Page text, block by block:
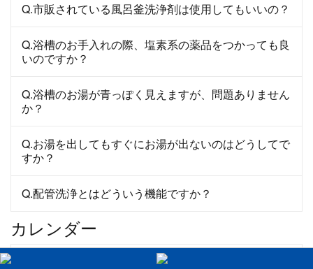
Q.市販されている風呂釜洗浄剤は使用してもいいの？
Q.浴槽のお手入れの際、塩素系の薬品をつかっても良
いのですか？
Q.浴槽のお湯が青っぽく見えますが、問題ありません
か？
Q.お湯を出してもすぐにお湯が出ないのはどうしてで
すか？
Q.配管洗浄とはどういう機能ですか？
カレンダー